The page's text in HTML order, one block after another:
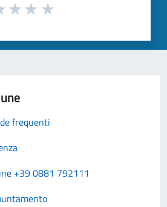
frequenti
+39 0881 792111